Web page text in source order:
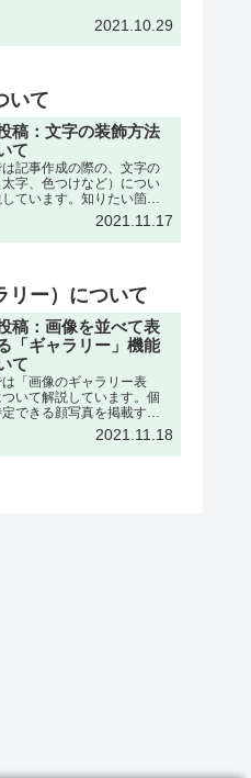
委員会・団体・クラブサー
2021.10.29
いて
稿：文字の装飾方法
て
は記事作成の際の、文字の
字、色つけなど）につい
ています。知りたい箇所
細を表示」を選択して、手
認して下さい。※記事の作
などの基本操作は下記の
2021.11.17
リー）について
稿：画像を並べて表
「ギャラリー」機能
て
は「画像のギャラリー表
いて解説しています。個
定できる顔写真を掲載する
被撮影者ご本人の了解をい
か、または顔をぼかすなど
定できない加工を行うこ
2021.11.18